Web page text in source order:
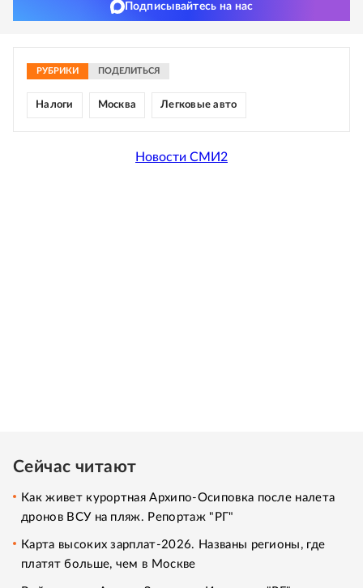
Подписывайтесь на нас
РУБРИКИ ПОДЕЛИТЬСЯ
Налоги Москва Легковые авто
Новости СМИ2
Сейчас читают
Как живет курортная Архипо-Осиповка после налета
дронов ВСУ на пляж. Репортаж "РГ"
Карта высоких зарплат-2026. Названы регионы, где
платят больше, чем в Москве